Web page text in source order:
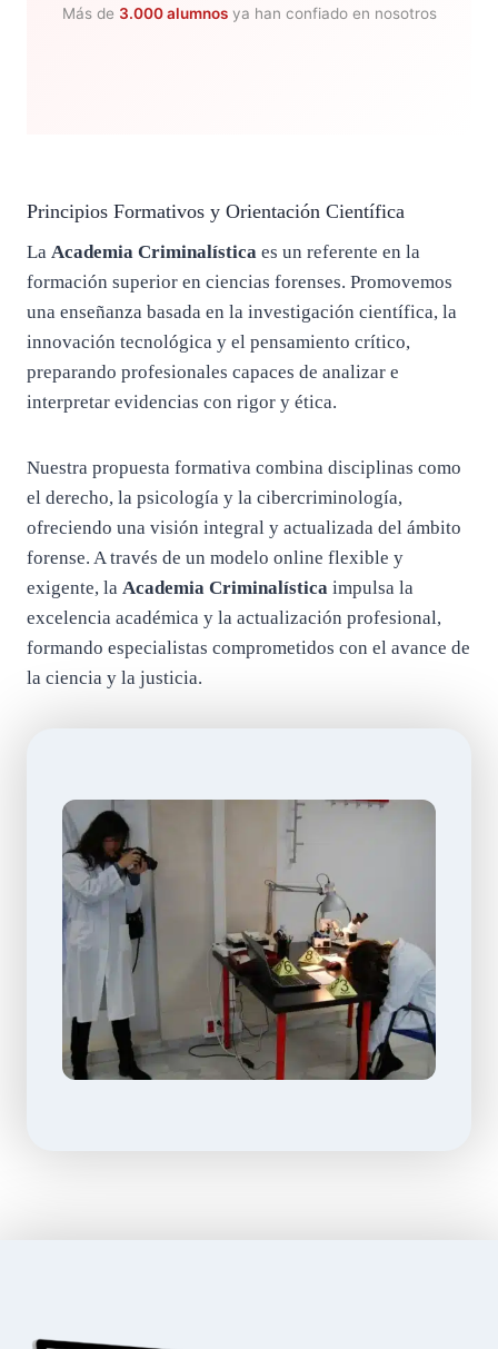
Más de 3.000 alumnosya han confiado en nosotros
Principios Formativos y Orientación Científica
La Academia Criminalística es un referente en la
formación superior en ciencias forenses. Promovemos
una enseñanza basada en la investigación científica, la
innovación tecnológica y el pensamiento crítico,
preparando profesionales capaces de analizar e
interpretar evidencias con rigor y ética.
Nuestra propuesta formativa combina disciplinas como
el derecho, la psicología y la cibercriminología,
ofreciendo una visión integral y actualizada del ámbito
forense. A través de un modelo online flexible y
exigente, la Academia Criminalística impulsa la
excelencia académica y la actualización profesional,
formando especialistas comprometidos con el avance de
la ciencia y la justicia.